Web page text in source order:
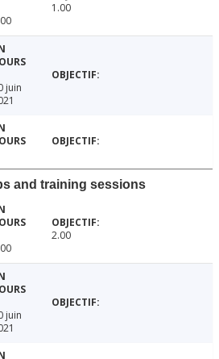
1.00
juin
and training sessions
2.00
juin